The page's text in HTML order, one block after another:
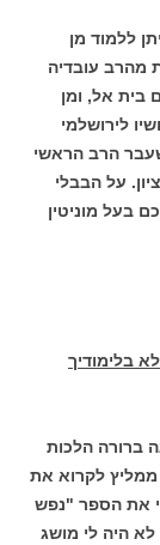
ללמוד מן
מהרב עובדיה
בית אל, ומן
לירושלמי
הרב הראשי
על הבבלי
בעל מוניטין
בלימודיך
ברורה הלכות
לקרוא את
את הספר "נפש
היה לי מושג